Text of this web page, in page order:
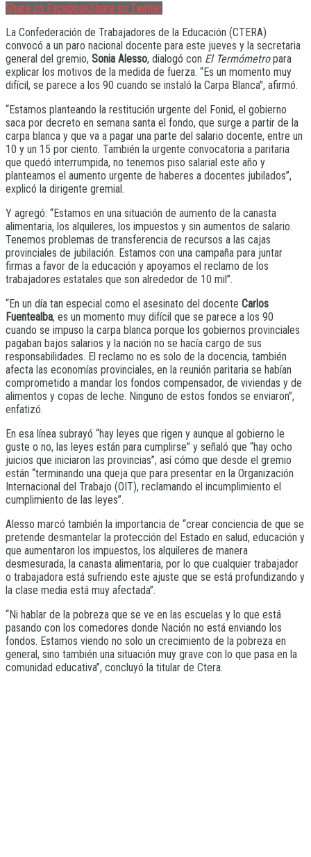
Share on FacebookShare on Twitter
La Confederación de Trabajadores de la Educación (CTERA)
convocó a un paro nacional docente para este jueves y la secretaria
general del gremio, Sonia Alesso, dialogó con El Termómetropara
explicar los motivos de la medida de fuerza. “Es un momento muy
difícil, se parece a los 90 cuando se instaló la Carpa Blanca”, afirmó.
“Estamos planteando la restitución urgente del Fonid, el gobierno
saca por decreto en semana santa el fondo, que surge a partir de la
carpa blanca y que va a pagar una parte del salario docente, entre un
10 y un 15 por ciento. También la urgente convocatoria a paritaria
que quedó interrumpida, no tenemos piso salarial este año y
planteamos el aumento urgente de haberes a docentes jubilados”,
explicó la dirigente gremial.
Y agregó: “Estamos en una situación de aumento de la canasta
alimentaria, los alquileres, los impuestos y sin aumentos de salario.
Tenemos problemas de transferencia de recursos a las cajas
provinciales de jubilación. Estamos con una campaña para juntar
firmas a favor de la educación y apoyamos el reclamo de los
trabajadores estatales que son alrededor de 10 mil”.
“En un día tan especial como el asesinato del docente Carlos
Fuentealba, es un momento muy difícil que se parece a los 90
cuando se impuso la carpa blanca porque los gobiernos provinciales
pagaban bajos salarios y la nación no se hacía cargo de sus
responsabilidades. El reclamo no es solo de la docencia, también
afecta las economías provinciales, en la reunión paritaria se habían
comprometido a mandar los fondos compensador, de viviendas y de
alimentos y copas de leche. Ninguno de estos fondos se enviaron”,
enfatizó.
En esa línea subrayó “hay leyes que rigen y aunque al gobierno le
guste o no, las leyes están para cumplirse” y señaló que “hay ocho
juicios que iniciaron las provincias”, así cómo que desde el gremio
están “terminando una queja que para presentar en la Organización
Internacional del Trabajo (OIT), reclamando el incumplimiento el
cumplimiento de las leyes”.
Alesso marcó también la importancia de “crear conciencia de que se
pretende desmantelar la protección del Estado en salud, educación y
que aumentaron los impuestos, los alquileres de manera
desmesurada, la canasta alimentaria, por lo que cualquier trabajador
o trabajadora está sufriendo este ajuste que se está profundizando y
la clase media está muy afectada”.
“Ni hablar de la pobreza que se ve en las escuelas y lo que está
pasando con los comedores donde Nación no está enviando los
fondos. Estamos viendo no solo un crecimiento de la pobreza en
general, sino también una situación muy grave con lo que pasa en la
comunidad educativa”, concluyó la titular de Ctera.